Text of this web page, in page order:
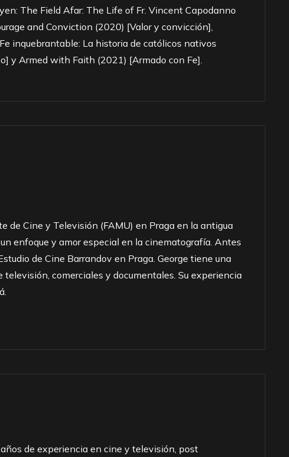
The Field Afar: The Life of Fr. Vincent Capodanno
and Conviction (2020) [Valor y convicción],
inquebrantable: La historia de católicos nativos
y Armed with Faith (2021) [Armado con Fe].
de Cine y Televisión (FAMU) en Praga en la antigua
enfoque y amor especial en la cinematografía. Antes
de Cine Barrandov en Praga. George tiene una
comerciales y documentales. Su experiencia
de experiencia en cine y televisión, post